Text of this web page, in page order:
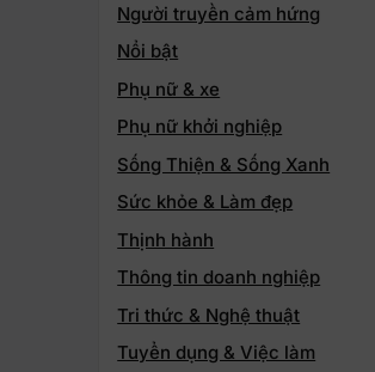
Người truyền cảm hứng
Nổi bật
Phụ nữ & xe
Phụ nữ khởi nghiệp
Sống Thiện & Sống Xanh
Sức khỏe & Làm đẹp
Thịnh hành
Thông tin doanh nghiệp
Tri thức & Nghệ thuật
Tuyển dụng & Việc làm